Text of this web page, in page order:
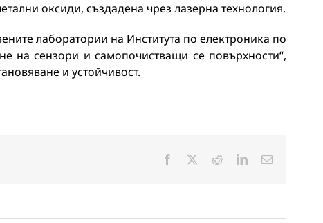
оксиди, създадена чрез лазерна технология.
лаборатории на Института по електроника по
на сензори и самопочистващи се повърхности“,
и устойчивост.
Facebook RedditLinkedInЕлектронна